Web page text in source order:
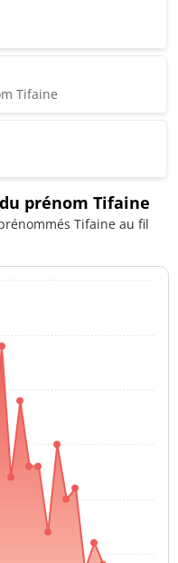
Tifaine
prénom Tifaine
Tifaine au fil